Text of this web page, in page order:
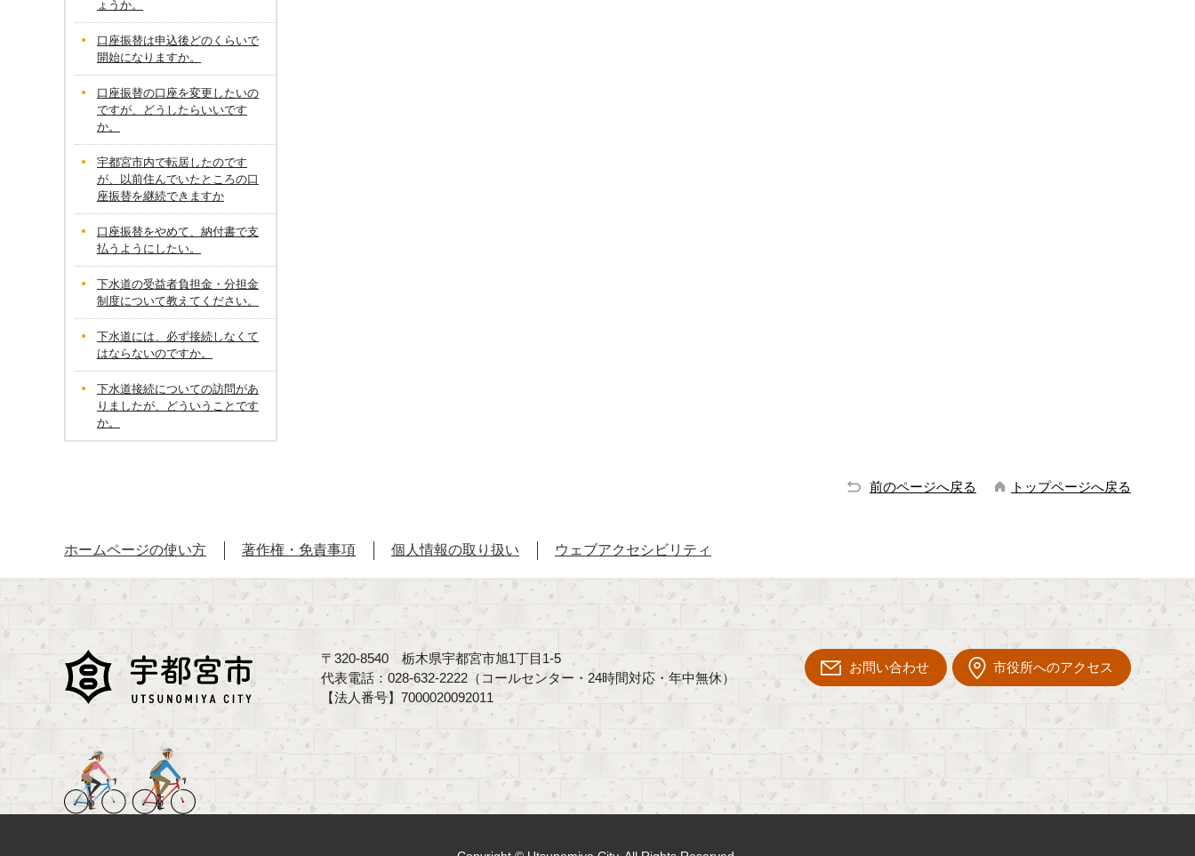
ょうか。
口座振替は申込後どのくらいで
開始になりますか。
口座振替の口座を変更したいの
ですが、どうしたらいいです
か。
宇都宮市内で転居したのです
が、以前住んでいたところの口
座振替を継続できますか
口座振替をやめて、納付書で支
払うようにしたい。
下水道の受益者負担金・分担金
制度について教えてください。
下水道には、必ず接続しなくて
はならないのですか。
下水道接続についての訪問があ
りましたが、どういうことです
か。
前のページへ戻る トップページへ戻る
ホームページの使い方 著作権・免責事項 個人情報の取り扱い ウェブアクセシビリティ
〒320-8540 栃木県宇都宮市旭1丁目1-5
代表電話：028-632-2222（コールセンター・24時間対応・年中無休）
【法人番号】7000020092011
お問い合わせ 市役所へのアクセス